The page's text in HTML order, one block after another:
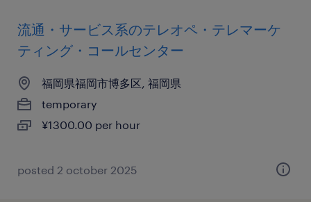
流通・サービス系のテレオペ・テレマーケ
ティング・コールセンター
福岡県福岡市博多区, 福岡県
temporary
¥1300.00 per hour
posted 2 october 2025